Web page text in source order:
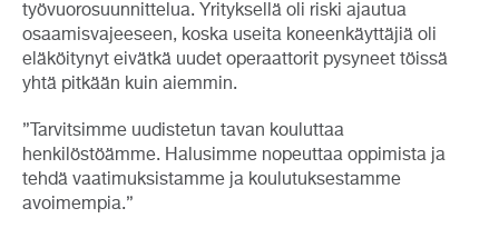
työvuorosuunnittelua. Yrityksellä oli riski ajautua
osaamisvajeeseen, koska useita koneenkäyttäjiä oli
eläköitynyt eivätkä uudet operaattorit pysyneet töissä
yhtä pitkään kuin aiemmin.
”Tarvitsimme uudistetun tavan kouluttaa
henkilöstöämme. Halusimme nopeuttaa oppimista ja
tehdä vaatimuksistamme ja koulutuksestamme
avoimempia.”